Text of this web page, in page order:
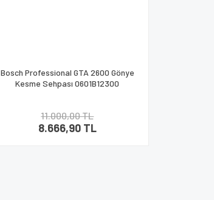
Bosch Professional GTA 2600 Gönye
Kesme Sehpası 0601B12300
11.000,00 TL
8.666,90 TL